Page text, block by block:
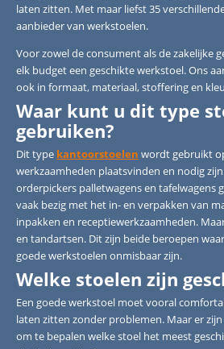
laten zitten. Met maar liefst 35
aanbieder van werkstoelen.
Voor zowel de consument als de zakelijke
elk budget een geschikte werkstoel. Ons
ook in formaat, materiaal, stoffering en
Waar kunt u dit type
gebruiken?
Dit type kantoorstoelen wordt gebruikt
werkzaamheden plaatsvinden en nodig
orderpickers palletwagens en tafelwagens
vaak bezig met het in- en verpakken van
inpakken en receptiewerkzaamheden.
en tandartsen. Dit zijn beide beroepen
goede werkstoelen onmisbaar zijn.
Welke stoelen zijn
Een goede werkstoel moet vooral
laten zitten zonder problemen. Maar er
om te bepalen welke stoel het meest